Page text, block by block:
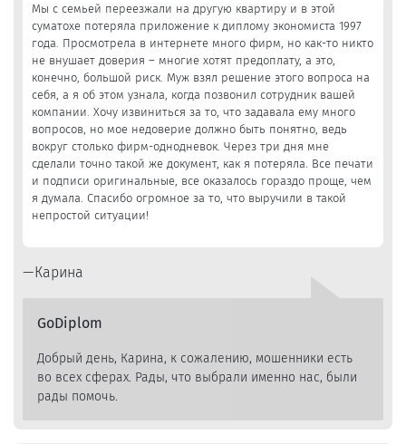
Мы с семьей переезжали на другую квартиру и в этой
суматохе потеряла приложение к диплому экономиста 1997
года. Просмотрела в интернете много фирм, но как-то никто
не внушает доверия – многие хотят предоплату, а это,
конечно, большой риск. Муж взял решение этого вопроса на
себя, а я об этом узнала, когда позвонил сотрудник вашей
компании. Хочу извиниться за то, что задавала ему много
вопросов, но мое недоверие должно быть понятно, ведь
вокруг столько фирм-однодневок. Через три дня мне
сделали точно такой же документ, как я потеряла. Все печати
и подписи оригинальные, все оказалось гораздо проще, чем
я думала. Спасибо огромное за то, что выручили в такой
непростой ситуации!
Карина
GoDiplom
Добрый день, Карина, к сожалению, мошенники есть
во всех сферах. Рады, что выбрали именно нас, были
рады помочь.